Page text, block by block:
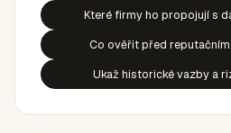
Které firmy ho propojují s
Co ověřit před
Ukaž historické vazby a